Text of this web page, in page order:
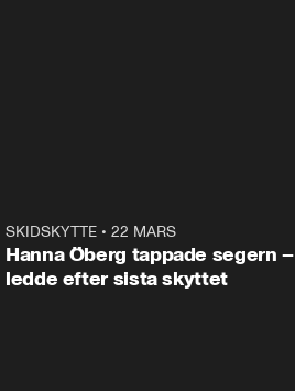
SKIDSKYTTE• 22 MARS
Hanna Öberg tappade segern –
ledde efter sista skyttet